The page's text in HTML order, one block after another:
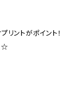
リントがポイント！
☆